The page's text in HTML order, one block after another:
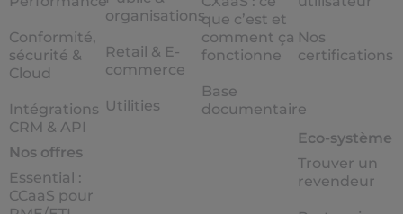
Conformité,
sécurité &
Cloud
Intégrations
CRM & API
Nos offres
Essential :
CCaaS pour
organisations
Retail & E-
commerce
Utilities
que c’est et
comment ça
fonctionne
Base
documentaire
Nos
certifications
Eco-système
Trouver un
revendeur